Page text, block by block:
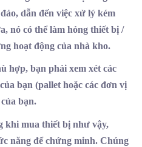
dẫn đến việc xử lý kém
nó có thể làm hỏng thiết bị /
hoạt động của nhà kho.
hợp, bạn phải xem xét các
bạn (pallet hoặc các đơn vị
bạn.
khi mua thiết bị như vậy,
năng để chứng minh. Chúng